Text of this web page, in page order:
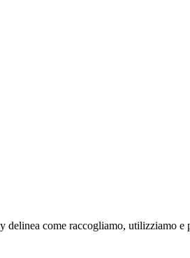
come raccogliamo, utilizziamo